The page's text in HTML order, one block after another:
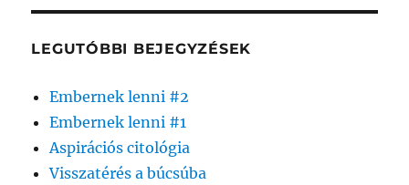
LEGUTÓBBI BEJEGYZÉSEK
Embernek lenni #2
Embernek lenni #1
Aspirációs citológia
Visszatérés a búcsúba